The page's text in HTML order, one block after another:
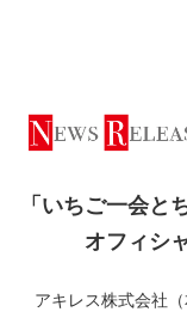
「いちご一会と
オフィシ
アキレス株式会社（